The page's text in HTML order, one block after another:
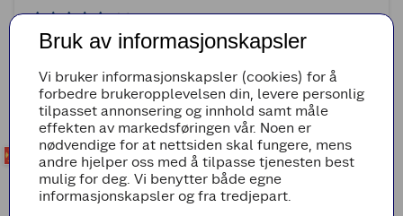
(0)
Asiatisk ribbe med glassnudler
50min Enkel
Bruk av informasjonskapsler
Vi bruker informasjonskapsler (cookies) for å
forbedre brukeropplevelsen din, levere personlig
tilpasset annonsering og innhold samt måle
effekten av markedsføringen vår. Noen er
nødvendige for at nettsiden skal fungere, mens
andre hjelper oss med å tilpasse tjenesten best
mulig for deg. Vi benytter både egne
informasjonskapsler og fra tredjepart.